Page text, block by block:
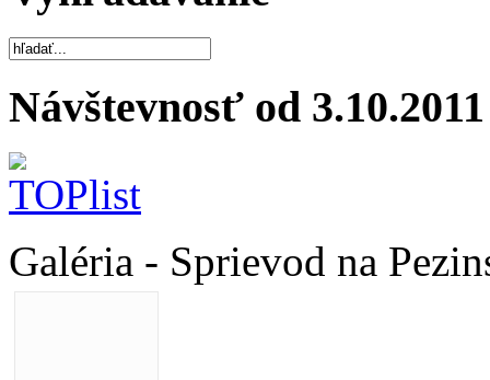
Návštevnosť od 3.10.2011
Galéria - Sprievod na